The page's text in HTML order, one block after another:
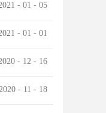
- 01 - 05
- 01 - 01
- 12 - 16
- 11 - 18